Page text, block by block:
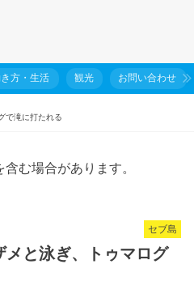
方・生活 観光 お問い合わせ
で滝に打たれる
む場合があります。
セブ島
メと泳ぎ、トゥマログ